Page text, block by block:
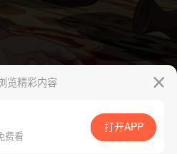
App免费看
腾漫App免费看
览精彩内容
费看
打开APP